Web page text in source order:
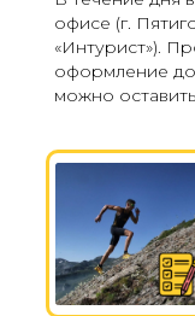
офисе (г.
«Интурист»).
оформление
можно